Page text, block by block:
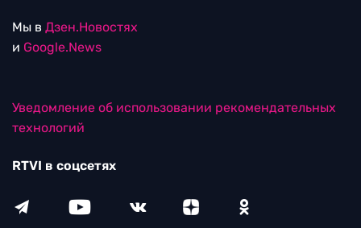
Мы в Дзен.Новостях
и Google.News
Уведомление об использовании рекомендательных
технологий
RTVI в соцсетях